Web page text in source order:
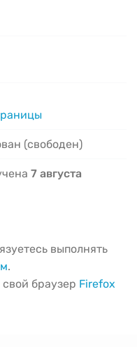
(свободен)
7 августа
выполнять
.
браузер Firefox